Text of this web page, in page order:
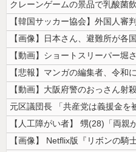
【画像】日本さん、避難所が各